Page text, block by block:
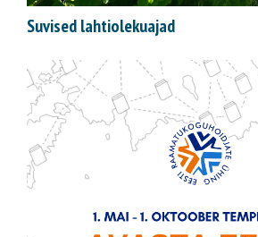
Suvised lahtiolekuajad